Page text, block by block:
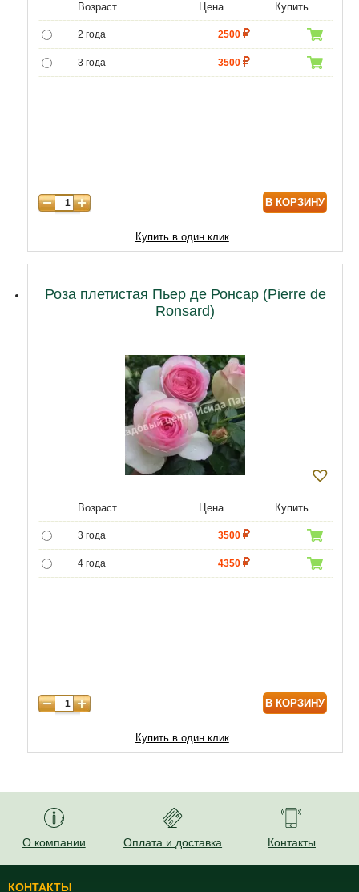
Возраст Цена Купить
2 года 2500
3 года 3500
В КОРЗИНУ
Купить в один клик
Роза плетистая Пьер де Ронсар (Pierre de
Ronsard)
Возраст Цена Купить
3 года 3500
4 года 4350
В КОРЗИНУ
Купить в один клик
О компании Оплата и доставка Контакты
КОНТАКТЫ